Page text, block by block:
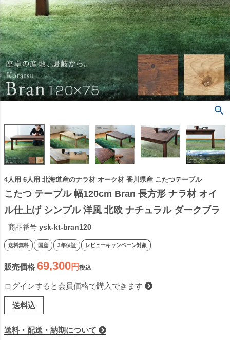
4人用 6人用 北海道産のナラ材 オーク材 香川県産 こたつテーブル
こたつ テーブル 幅120cm Bran 長方形 ナラ材 オイ
ル仕上げ シンプル 洋風 北欧 ナチュラル ダークブラ
ウン 天然木 ブラン 国産 日本製
商品番号 ysk-kt-bran120
送料無料 国産 3年保証 レビューキャンペーン対象
販売価格 69,300 税込
ログインすると会員価格で購入できます
送料込
送料・配送・納期について